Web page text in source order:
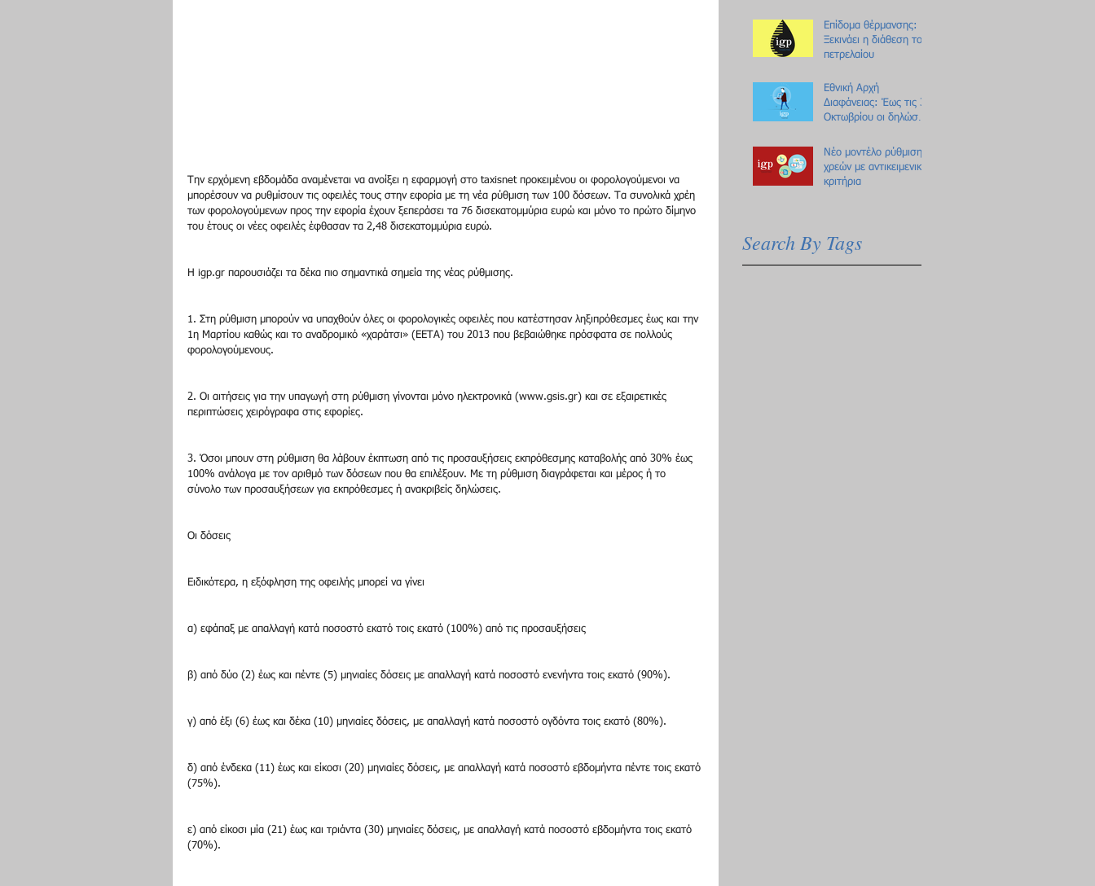
Την ερχόμενη εβδομάδα αναμένεται να ανοίξει η εφαρμογή στο taxisnet προκειμένου οι φορολογούμενοι να
μπορέσουν να ρυθμίσουν τις οφειλές τους στην εφορία με τη νέα ρύθμιση των 100 δόσεων. Τα συνολικά χρέη
των φορολογούμενων προς την εφορία έχουν ξεπεράσει τα 76 δισεκατομμύρια ευρώ και μόνο το πρώτο δίμηνο
του έτους οι νέες οφειλές έφθασαν τα 2,48 δισεκατομμύρια ευρώ.
Η igp.gr παρουσιάζει τα δέκα πιο σημαντικά σημεία της νέας ρύθμισης.
1. Στη ρύθμιση μπορούν να υπαχθούν όλες οι φορολογικές οφειλές που κατέστησαν ληξιπρόθεσμες έως και την
1η Μαρτίου καθώς και το αναδρομικό «χαράτσι» (ΕΕΤΑ) του 2013 που βεβαιώθηκε πρόσφατα σε πολλούς
φορολογούμενους.
2. Οι αιτήσεις για την υπαγωγή στη ρύθμιση γίνονται μόνο ηλεκτρονικά (www.gsis.gr) και σε εξαιρετικές
περιπτώσεις χειρόγραφα στις εφορίες.
3. Όσοι μπουν στη ρύθμιση θα λάβουν έκπτωση από τις προσαυξήσεις εκπρόθεσμης καταβολής από 30% έως
100% ανάλογα με τον αριθμό των δόσεων που θα επιλέξουν. Με τη ρύθμιση διαγράφεται και μέρος ή το
σύνολο των προσαυξήσεων για εκπρόθεσμες ή ανακριβείς δηλώσεις.
Οι δόσεις
Ειδικότερα, η εξόφληση της οφειλής μπορεί να γίνει
α) εφάπαξ με απαλλαγή κατά ποσοστό εκατό τοις εκατό (100%) από τις προσαυξήσεις
β) από δύο (2) έως και πέντε (5) μηνιαίες δόσεις με απαλλαγή κατά ποσοστό ενενήντα τοις εκατό (90%).
γ) από έξι (6) έως και δέκα (10) μηνιαίες δόσεις, με απαλλαγή κατά ποσοστό ογδόντα τοις εκατό (80%).
δ) από ένδεκα (11) έως και είκοσι (20) μηνιαίες δόσεις, με απαλλαγή κατά ποσοστό εβδομήντα πέντε τοις εκατό
(75%).
ε) από είκοσι μία (21) έως και τριάντα (30) μηνιαίες δόσεις, με απαλλαγή κατά ποσοστό εβδομήντα τοις εκατό
(70%).
Επίδομα θέρμανσης:
Ξεκινάει η διάθεση του
πετρελαίου
Εθνική Αρχή
Διαφάνειας: Έως τις 31
Οκτωβρίου οι δηλώσεις
Νέο μοντέλο ρύθμισης
χρεών με αντικειμενικά
κριτήρια
Search By Tags